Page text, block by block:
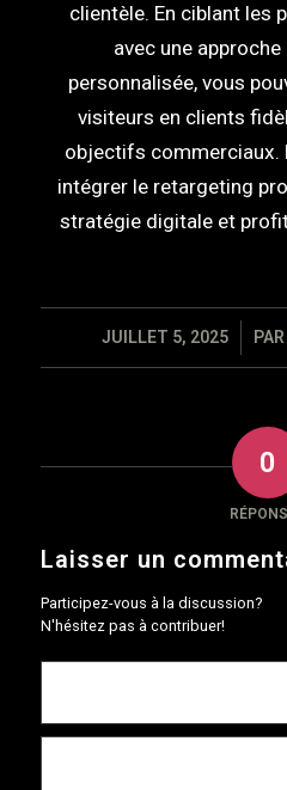
clientèle. En ciblant les
avec une
personnalisée, vous
visiteurs en clients
objectifs commerciaux.
intégrer le retargeting
stratégie digitale et
JUILLET 5, 2025
/ PAR
0
Laisser un
Participez-vous à la discussion?
N'hésitez pas à contribuer!